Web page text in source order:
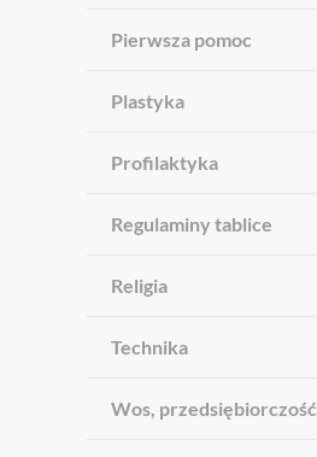
Pierwsza pomoc
Plastyka
Profilaktyka
Regulaminy tablice
Religia
Technika
Wos, przedsiębiorczość